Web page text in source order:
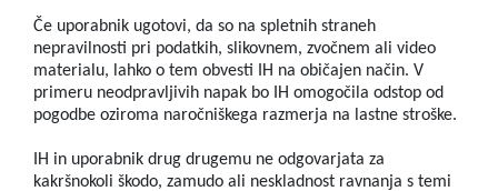
Če uporabnik ugotovi, da so na spletnih straneh
nepravilnosti pri podatkih, slikovnem, zvočnem ali video
materialu, lahko o tem obvesti IH na običajen način. V
primeru neodpravljivih napak bo IH omogočila odstop od
pogodbe oziroma naročniškega razmerja na lastne stroške.
IH in uporabnik drug drugemu ne odgovarjata za
kakršnokoli škodo, zamudo ali neskladnost ravnanja s temi